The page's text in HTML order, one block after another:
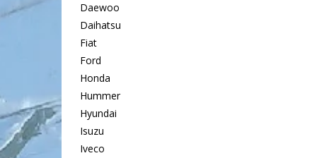
Daewoo
Daihatsu
Fiat
Ford
Honda
Hummer
Hyundai
Isuzu
Iveco